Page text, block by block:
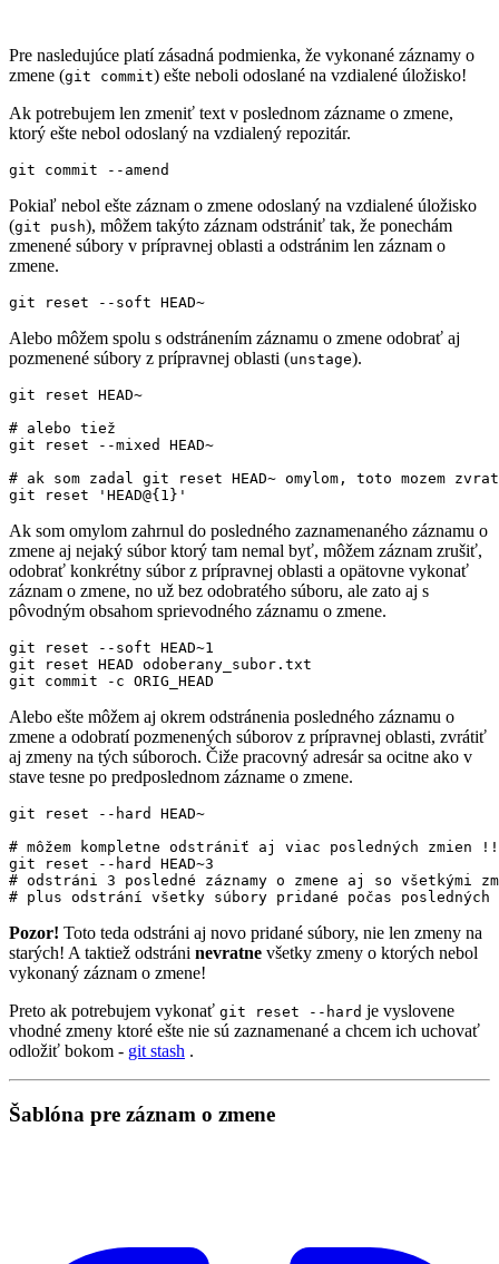
Pre nasledujúce platí zásadná podmienka, že vykonané záznamy o
zmene (git commit) ešte neboli odoslané na vzdialené úložisko!
Ak potrebujem len zmeniť text v poslednom zázname o zmene,
ktorý ešte nebol odoslaný na vzdialený repozitár.
Pokiaľ nebol ešte záznam o zmene odoslaný na vzdialené úložisko
(git push), môžem takýto záznam odstrániť tak, že ponechám
zmenené súbory v prípravnej oblasti a odstránim len záznam o
zmene.
Alebo môžem spolu s odstránením záznamu o zmene odobrať aj
pozmenené súbory z prípravnej oblasti (unstage).
# alebo tiež
# ak som zadal git reset HEAD~ omylom, toto mozem
git reset
'HEAD@{1}'
Ak som omylom zahrnul do posledného zaznamenaného záznamu o
zmene aj nejaký súbor ktorý tam nemal byť, môžem záznam zrušiť,
odobrať konkrétny súbor z prípravnej oblasti a opätovne vykonať
záznam o zmene, no už bez odobratého súboru, ale zato aj s
pôvodným obsahom sprievodného záznamu o zmene.
Alebo ešte môžem aj okrem odstránenia posledného záznamu o
zmene a odobratí pozmenených súborov z prípravnej oblasti, zvrátiť
aj zmeny na tých súboroch. Čiže pracovný adresár sa ocitne ako v
stave tesne po predposlednom zázname o zmene.
# môžem kompletne odstrániť aj viac posledných zmien !!
# odstráni 3 posledné záznamy o zmene aj so všetkými
# plus odstrání všetky súbory pridané počas posledných
Pozor! Toto teda odstráni aj novo pridané súbory, nie len zmeny na
starých! A taktiež odstráni nevratne všetky zmeny o ktorých nebol
vykonaný záznam o zmene!
Preto ak potrebujem vykonať git reset --hard je vyslovene
vhodné zmeny ktoré ešte nie sú zaznamenané a chcem ich uchovať
odložiť bokom - git stash .
Šablóna pre záznam o zmene